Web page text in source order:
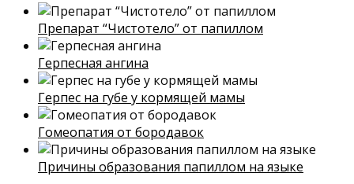
Препарат “Чистотело” от папиллом
Герпесная ангина
Герпес на губе у кормящей мамы
Гомеопатия от бородавок
Причины образования папиллом на языке